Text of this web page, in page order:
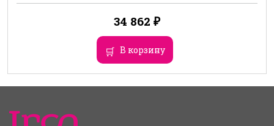
34 862 ₽
В корзину